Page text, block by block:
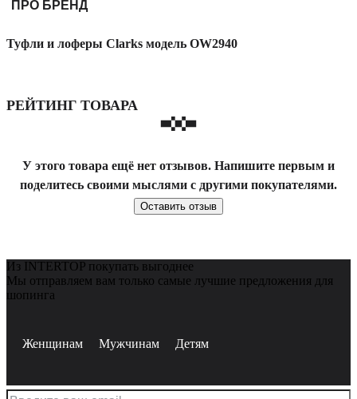
ПРО БРЕНД
Туфли и лоферы Clarks модель OW2940
РЕЙТИНГ ТОВАРА
У этого товара ещё нет отзывов. Напишите первым и
поделитесь своими мыслями с другими покупателями.
Оставить отзыв
Из INTERTOP покупать выгоднее
Мы отправляем вам только самые лучшие предложения для
шопинга
Женщинам Мужчинам Детям